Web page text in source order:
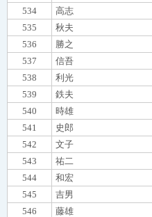
534
高志
535
秋夫
536
勝之
537
信吾
538
利光
539
鉄夫
540
時雄
541
史郎
542
文子
543
祐二
544
和宏
545
吉男
546
藤雄